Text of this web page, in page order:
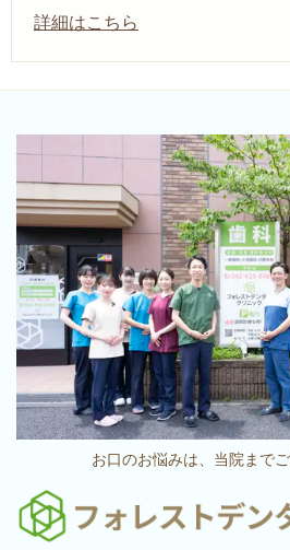
詳細はこちら
お口のお悩みは、当院までご